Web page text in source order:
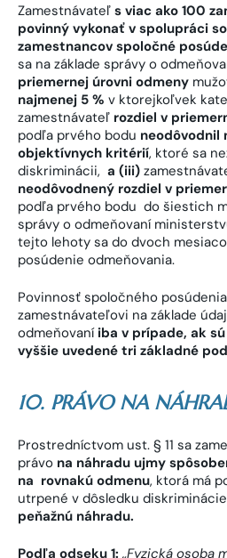
Zamestnávateľ s viac ako 100
povinný vykonať v spolupráci
zamestnancov spoločné
sa na základe správy o
priemernej úrovni odmeny
najmenej 5 % v ktorejkoľvek
zamestnávateľ rozdiel v
podľa prvého bodu neodôvodnil
objektívnych kritérií, ktoré sa
diskriminácii, a (iii)
neodôvodnený rozdiel v
podľa prvého bodu do šiestich
správy o odmeňovaní
tejto lehoty sa do dvoch
posúdenie odmeňovania.
Povinnosť spoločného
zamestnávateľovi na základe
odmeňovaníiba v prípade, ak
vyššie uvedené tri základné
10. PRÁVO NA
Prostredníctvom ust. § 11 sa
právo na náhradu ujmy
na rovnakú odmenu, ktorá má
utrpené v dôsledku
peňažnú náhradu.
Podľa odseku 1: „Fyzická osoba